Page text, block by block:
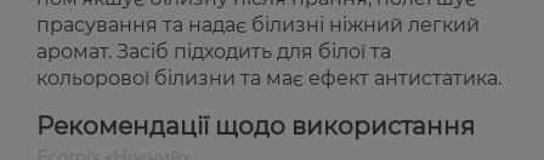
прасування та надає білизні ніжний легкий
аромат. Засіб підходить для білої та
кольорової білизни та має ефект антистатика.
Рекомендації щодо використання